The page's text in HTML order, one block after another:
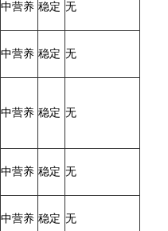
中营养 稳定 无
中营养 稳定 无
中营养 稳定 无
中营养 稳定 无
中营养 稳定 无